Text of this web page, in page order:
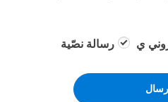
ي رسالة نصّية